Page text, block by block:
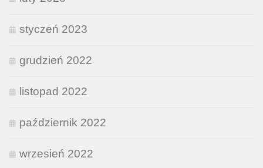
styczeń 2023
grudzień 2022
listopad 2022
październik 2022
wrzesień 2022